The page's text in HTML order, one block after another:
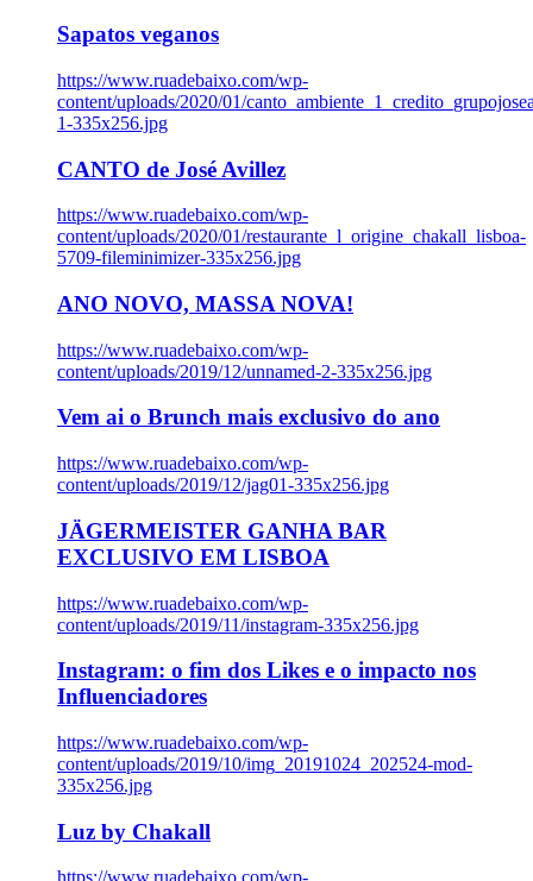
Sapatos veganos
https://www.ruadebaixo.com/wp-
content/uploads/2020/01/
1-335x256.jpg
CANTO de José Avillez
https://www.ruadebaixo.com/wp-
content/uploads/2020/01/restaurante_l_origine_chakall_lisboa-
5709-fileminimizer-335x256.jpg
ANO NOVO, MASSA NOVA!
https://www.ruadebaixo.com/wp-
content/uploads/2019/12/unnamed-2-335x256.jpg
Vem ai o Brunch mais exclusivo do ano
https://www.ruadebaixo.com/wp-
content/uploads/2019/12/jag01-335x256.jpg
JÄGERMEISTER GANHA BAR
EXCLUSIVO EM LISBOA
https://www.ruadebaixo.com/wp-
content/uploads/2019/11/instagram-335x256.jpg
Instagram: o fim dos Likes e o impacto nos
Influenciadores
https://www.ruadebaixo.com/wp-
content/uploads/2019/10/img_20191024_202524-mod-
335x256.jpg
Luz by Chakall